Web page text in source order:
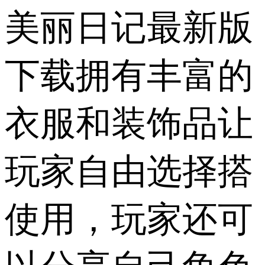
美丽日记最新版
下载拥有丰富的
衣服和装饰品让
玩家自由选择搭
使用，玩家还可